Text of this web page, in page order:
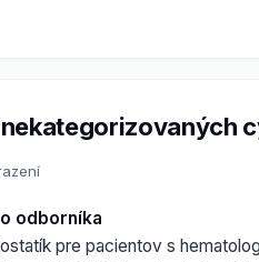
nekategorizovaných
odborníka
pre pacientov s